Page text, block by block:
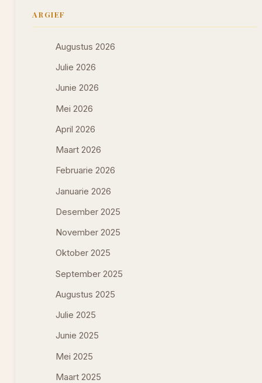
ARGIEF
Augustus 2026
Julie 2026
Junie 2026
Mei 2026
April 2026
Maart 2026
Februarie 2026
Januarie 2026
Desember 2025
November 2025
Oktober 2025
September 2025
Augustus 2025
Julie 2025
Junie 2025
Mei 2025
Maart 2025